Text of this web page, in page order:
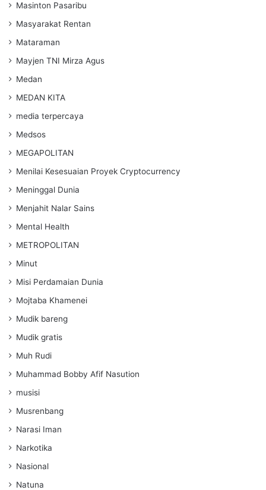
Masinton Pasaribu
Masyarakat Rentan
Mataraman
Mayjen TNI Mirza Agus
Medan
MEDAN KITA
media terpercaya
Medsos
MEGAPOLITAN
Menilai Kesesuaian Proyek Cryptocurrency
Meninggal Dunia
Menjahit Nalar Sains
Mental Health
METROPOLITAN
Minut
Misi Perdamaian Dunia
Mojtaba Khamenei
Mudik bareng
Mudik gratis
Muh Rudi
Muhammad Bobby Afif Nasution
musisi
Musrenbang
Narasi Iman
Narkotika
Nasional
Natuna